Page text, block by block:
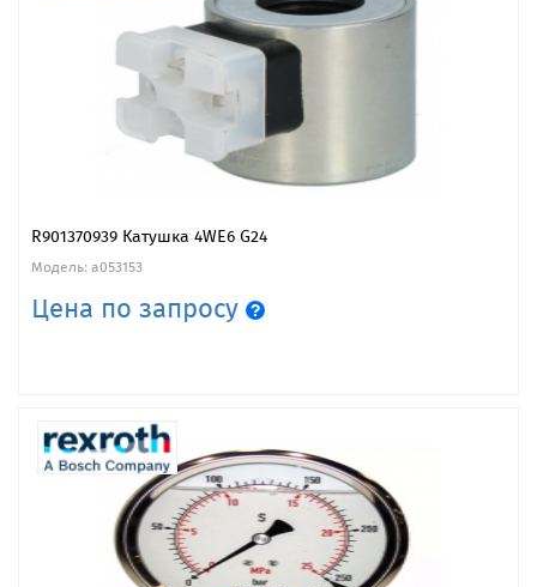
R901370939 Катушка 4WE6 G24
Модель: a053153
Цена по запросу